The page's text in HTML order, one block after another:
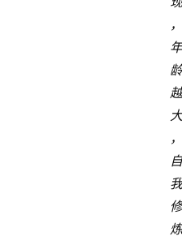
，
年
龄
越
大
，
自
我
修
炼